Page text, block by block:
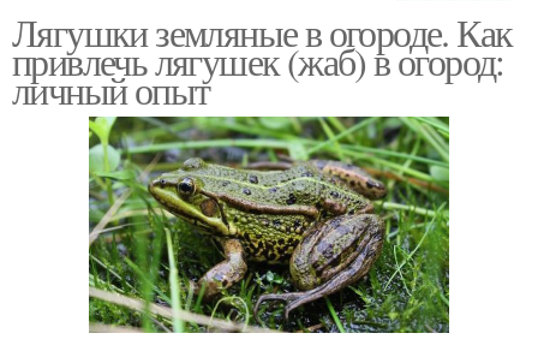
Волосатая лягушка Древесная лягушка
Лягушки земляные в огороде. Как
привлечь лягушек (жаб) в огород:
личный опыт